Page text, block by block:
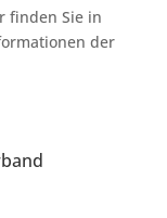
finden Sie in
der